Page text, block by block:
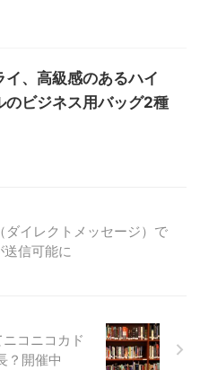
イ、高級感のあるハイ
のビジネス用バッグ2種
イレクトメッセージ）で
送信可能に
コニコカド
？開催中